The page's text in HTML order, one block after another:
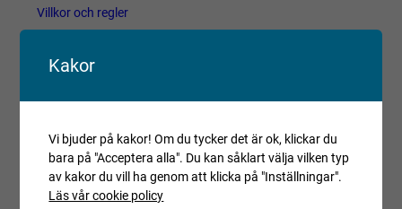
Villkor och regler
aktuell status.
Kakor
Vi bjuder på kakor! Om du tycker det är ok, klickar du
bara på "Acceptera alla". Du kan såklart välja vilken typ
av kakor du vill ha genom att klicka på "Inställningar".
Läs vår cookie policy